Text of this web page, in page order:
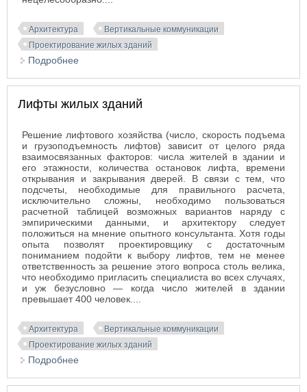
Архитектура
Вертикальные коммуникации
Проектирование жилых зданий
Подробнее
Лифты жилых зданий
Решение лифтового хозяйства (число, скорость подъема
и грузоподъемность лифтов) зависит от целого ряда
взаимосвязанных факторов: числа жителей в здании и
его этажности, количества остановок лифта, времени
открывания и закрывания дверей. В связи с тем, что
подсчеты, необходимые для правильного расчета,
исключительно сложны, необходимо пользоваться
расчетной таблицей возможных вариантов наряду с
эмпирическими данными, и архитектору следует
положиться на мнение опытного консультанта. Хотя годы
опыта позволят проектировщику с достаточным
пониманием подойти к выбору лифтов, тем не менее
ответственность за решение этого вопроса столь велика,
что необходимо пригласить специалиста во всех случаях,
и уж безусловно — когда число жителей в здании
превышает 400 человек....
Архитектура
Вертикальные коммуникации
Проектирование жилых зданий
Подробнее